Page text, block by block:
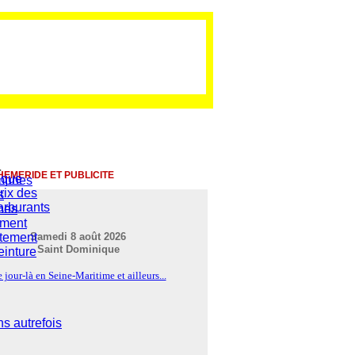
autrefois
des
ET PUBLICITE
Samedi 8 août 2026
Saint Dominique
jour-là en Seine-Maritime et ailleurs...